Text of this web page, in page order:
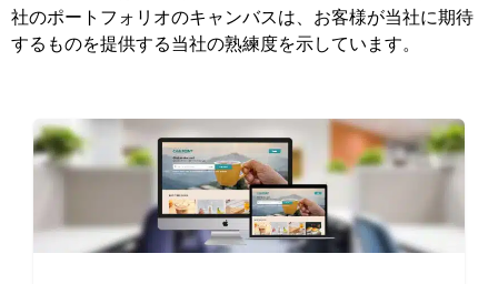
社のポートフォリオのキャンバスは、お客様が当社に期待
するものを提供する当社の熟練度を示しています。